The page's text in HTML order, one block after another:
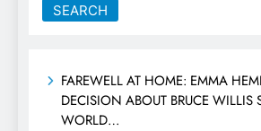
SEARCH
FAREWELL AT HOME: EMMA
DECISION ABOUT BRUCE WILLIS
WORLD…